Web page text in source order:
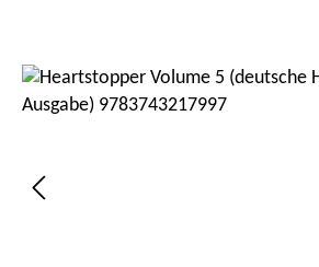
Bildergalerie überspringen